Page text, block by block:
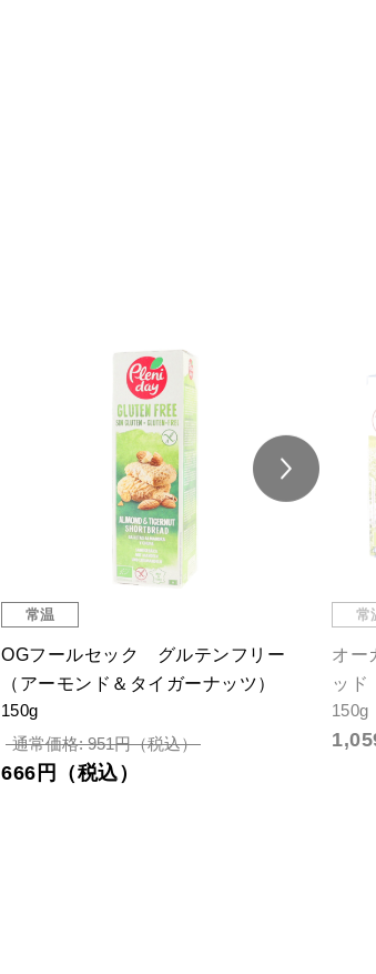
常温
OGフールセック グルテンフリー
（アーモンド＆タイガーナッツ）
150g
通常価格: 951円（税込）
666円（税込）
常
オー
ッド
150g